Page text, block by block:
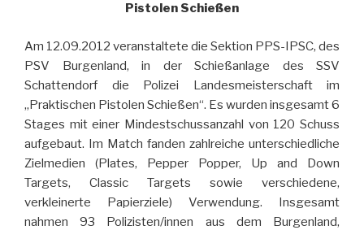
Pistolen Schießen
Am 12.09.2012 veranstaltete die Sektion PPS-IPSC, des
PSV Burgenland, in der Schießanlage des SSV
Schattendorf die Polizei Landesmeisterschaft im
„Praktischen Pistolen Schießen“. Es wurden insgesamt 6
Stages mit einer Mindestschussanzahl von 120 Schuss
aufgebaut. Im Match fanden zahlreiche unterschiedliche
Zielmedien (Plates, Pepper Popper, Up and Down
Targets, Classic Targets sowie verschiedene,
verkleinerte Papierziele) Verwendung. Insgesamt
nahmen 93 Polizisten/innen aus dem Burgenland,